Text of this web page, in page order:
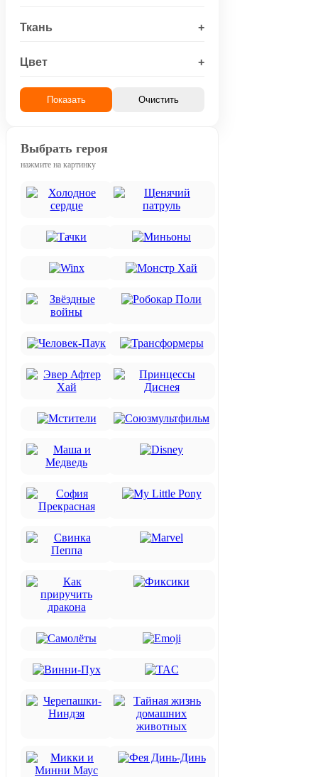
Ткань +
Цвет +
Показать Очистить
Выбрать героя
нажмите на картинку